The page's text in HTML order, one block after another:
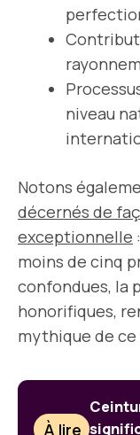
niveau
Notons
décernés de
exceptionnelle
moins de cinq
confondues, la
honorifiques,
mythique de ce
À lire